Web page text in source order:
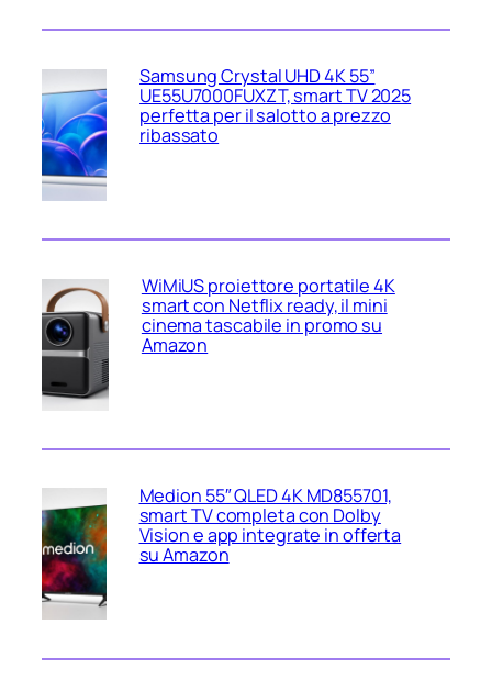
Samsung Crystal UHD 4K 55”
UE55U7000FUXZT, smart TV 2025
perfetta per il salotto a prezzo
ribassato
WiMiUS proiettore portatile 4K
smart con Netflix ready, il mini
cinema tascabile in promo su
Amazon
Medion 55″ QLED 4K MD855701,
smart TV completa con Dolby
Vision e app integrate in offerta
su Amazon